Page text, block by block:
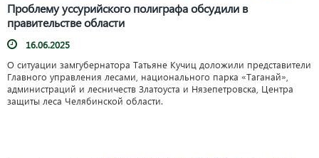
Проблему уссурийского полиграфа обсудили в
правительстве области
16.06.2025
О ситуации замгубернатора Татьяне Кучиц доложили представители
Главного управления лесами, национального парка «Таганай»,
администраций и лесничеств Златоуста и Нязепетровска, Центра
защиты леса Челябинской области.